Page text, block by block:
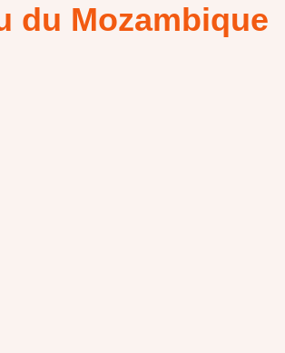
du Mozambique